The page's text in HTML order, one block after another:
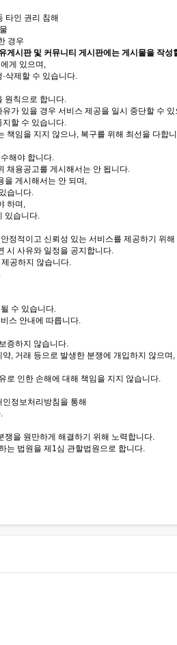
타인 권리 침해
경우
게시판 및 커뮤니티 게시판에는 게시물을 작성
게 있으며,
삭제할 수 있습니다.
원칙으로 합니다.
가 있을 경우 서비스 제공을 일시 중단할 수 있
지할 수 있습니다.
임을 지지 않으나, 복구를 위해 최선을 다합
해야 합니다.
채용공고를 게시해서는 안 됩니다.
을 게시해서는 안 되며,
습니다.
하며,
있습니다.
정적이고 신뢰성 있는 서비스를 제공하기 위해
시 사유와 일정을 공지합니다.
공하지 않습니다.
수 있습니다.
스 안내에 따릅니다.
증하지 않습니다.
, 거래 등으로 발생한 분쟁에 개입하지 않으며,
로 인한 손해에 대해 책임을 지지 않습니다.
정보처리방침을 통해
을 원만하게 해결하기 위해 노력합니다.
는 법원을 제1심 관할법원으로 합니다.